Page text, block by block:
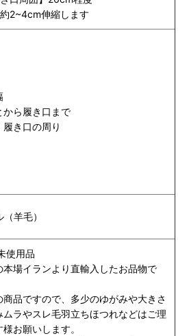
2~4cm伸縮します
から履き口まで
履き口の周り
羊毛）
使用品
本場イランより直輸入したお品物で
品ですので、多少のゆがみや大きさ
ラやスレ毛羽立ちほつれなどはご理
お願いします。